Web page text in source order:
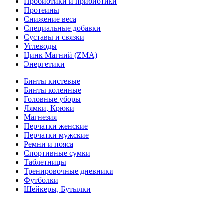
Протеины
Снижение веса
Специальные добавки
Суставы и связки
Углеводы
Цинк Магний (ZMA)
Энергетики
Бинты кистевые
Бинты коленные
Головные уборы
Лямки, Крюки
Магнезия
Перчатки женские
Перчатки мужские
Ремни и пояса
Спортивные сумки
Таблетницы
Тренировочные дневники
Футболки
Шейкеры, Бутылки